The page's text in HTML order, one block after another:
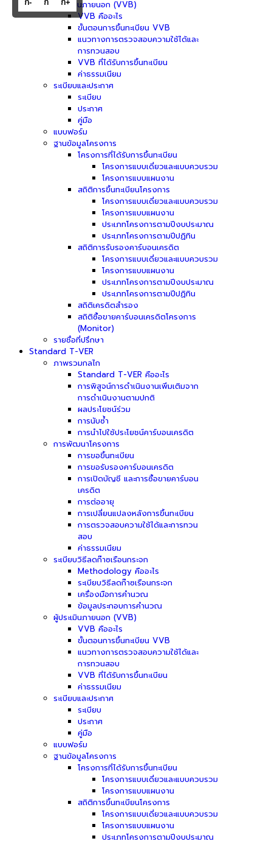
ผู้ประเมินภายนอก (VVB)
VVB คืออะไร
ขั้นตอนการขึ้นทะเบียน VVB
แนวทางการตรวจสอบความใช้ได้และ
การทวนสอบ
VVB ที่ได้รับการขึ้นทะเบียน
ค่าธรรมเนียม
ระเบียบและประกาศ
ระเบียบ
ประกาศ
คู่มือ
แบบฟอร์ม
ฐานข้อมูลโครงการ
โครงการที่ได้รับการขึ้นทะเบียน
โครงการแบบเดี่ยวและแบบควบรวม
โครงการแบบแผนงาน
สถิติการขึ้นทะเบียนโครงการ
โครงการแบบเดี่ยวและแบบควบรวม
โครงการแบบแผนงาน
ประเภทโครงการตามปีงบประมาณ
ประเภทโครงการตามปีปฏิทิน
สถิติการรับรองคาร์บอนเครดิต
โครงการแบบเดี่ยวและแบบควบรวม
โครงการแบบแผนงาน
ประเภทโครงการตามปีงบประมาณ
ประเภทโครงการตามปีปฏิทิน
สถิติเครดิตสำรอง
สถิติซื้อขายคาร์บอนเครดิตโครงการ
(Monitor)
รายชื่อที่ปรึกษา
Standard T-VER
ภาพรวมกลไก
Standard T-VER คืออะไร
การพิสูจน์การดำเนินงานเพิ่มเติมจาก
การดำเนินงานตามปกติ
ผลประโยชน์ร่วม
การนับซ้ำ
การนำไปใช้ประโยชน์คาร์บอนเครดิต
การพัฒนาโครงการ
การขอขึ้นทะเบียน
การขอรับรองคาร์บอนเครดิต
การเปิดบัญชี และการซื้อขายคาร์บอน
เครดิต
การต่ออายุ
การเปลี่ยนแปลงหลังการขึ้นทะเบียน
การตรวจสอบความใช้ได้และการทวน
สอบ
ค่าธรรมเนียม
ระเบียบวิธีลดก๊าซเรือนกระจก
Methodology คืออะไร
ระเบียบวิธีลดก๊าซเรือนกระจก
เครื่องมือการคำนวณ
ข้อมูลประกอบการคำนวณ
ผู้ประเมินภายนอก (VVB)
VVB คืออะไร
ขั้นตอนการขึ้นทะเบียน VVB
แนวทางการตรวจสอบความใช้ได้และ
การทวนสอบ
VVB ที่ได้รับการขึ้นทะเบียน
ค่าธรรมเนียม
ระเบียบและประกาศ
ระเบียบ
ประกาศ
คู่มือ
แบบฟอร์ม
ฐานข้อมูลโครงการ
โครงการที่ได้รับการขึ้นทะเบียน
โครงการแบบเดี่ยวและแบบควบรวม
โครงการแบบแผนงาน
สถิติการขึ้นทะเบียนโครงการ
โครงการแบบเดี่ยวและแบบควบรวม
โครงการแบบแผนงาน
ประเภทโครงการตามปีงบประมาณ
ก- ก ก+